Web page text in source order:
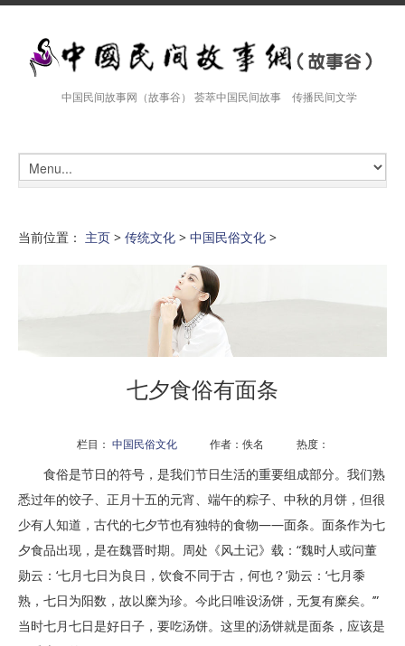
中国民间故事网（故事谷） 荟萃中国民间故事 传播民间文学
当前位置： 主页 > 传统文化 > 中国民俗文化 >
七夕食俗有面条
栏目： 中国民俗文化作者：佚名 热度：
食俗是节日的符号，是我们节日生活的重要组成部分。我们熟
悉过年的饺子、正月十五的元宵、端午的粽子、中秋的月饼，但很
少有人知道，古代的七夕节也有独特的食物——面条。面条作为七
夕食品出现，是在魏晋时期。周处《风土记》载：“魏时人或问董
勋云：‘七月七日为良日，饮食不同于古，何也？’勋云：‘七月黍
熟，七日为阳数，故以糜为珍。今此日唯设汤饼，无复有糜矣。’”
当时七月七日是好日子，要吃汤饼。这里的汤饼就是面条，应该是